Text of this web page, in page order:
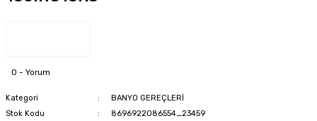
0 - Yorum
Kategori
BANYO GEREÇLERİ
Stok Kodu
8696922086554_23459